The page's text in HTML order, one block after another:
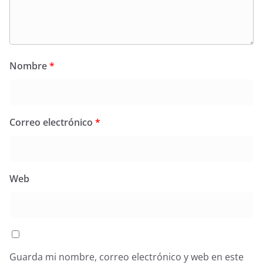
Nombre*
Correo electrónico *
Web
Guarda mi nombre, correo electrónico y web en este